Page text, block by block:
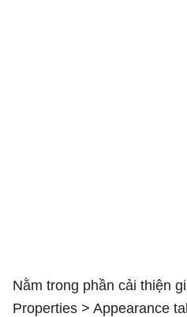
Nằm trong phần cải thiện
Properties > Appearance